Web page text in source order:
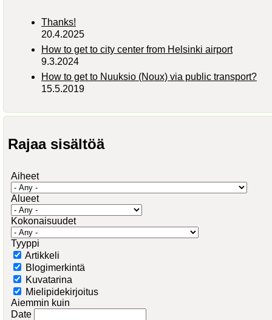
Thanks!
20.4.2025
How to get to city center from Helsinki airport
9.3.2024
How to get to Nuuksio (Noux) via public transport?
15.5.2019
Rajaa sisältöä
Aiheet
Alueet
Kokonaisuudet
Tyyppi
Artikkeli
Blogimerkintä
Kuvatarina
Mielipidekirjoitus
Aiemmin kuin
Date